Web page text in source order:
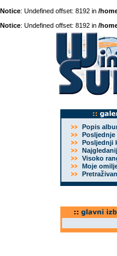
Notice: Undefined offset: 8192 in /
Notice: Undefined offset: 8192 in /
Popis
Posljednje
Posljednji
Visoko
Moje